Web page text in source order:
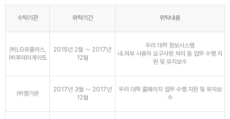
수탁기관 위탁기간 위탁내용
㈜LG유플러스,
㈜투데이게이트
2015년 2월 ～ 2017년
12월
우리 대학 정보시스템
내․외부 사용자 요구사항 처리 등 업무 수행 지
원 및 유지보수
㈜엠가온
2017년 3월 ～ 2017년
12월
우리 대학 홈페이지 업무 수행 지원 및 유지보
수